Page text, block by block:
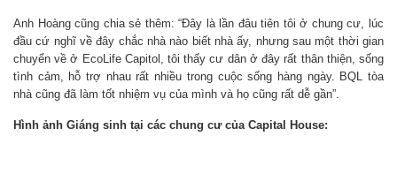
Anh Hoàng cũng chia sẻ thêm: “Đây là lần đâu tiên tôi ở chung cư, lúc
đầu cứ nghĩ về đây chắc nhà nào biết nhà ấy, nhưng sau một thời gian
chuyển về ở EcoLife Capitol, tôi thấy cư dân ở đây rất thân thiện, sống
tình cảm, hỗ trợ nhau rất nhiều trong cuộc sống hàng ngày. BQL tòa
nhà cũng đã làm tốt nhiệm vụ của mình và họ cũng rất dễ gần”.
Hình ảnh Giáng sinh tại các chung cư của Capital House: